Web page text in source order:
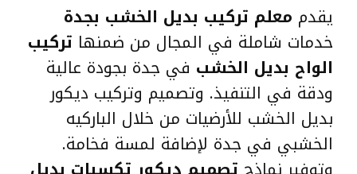
يقدم معلم تركيب بديل الخشب بجدة
خدمات شاملة في المجال من ضمنها تركيب
الواح بديل الخشب في جدة بجودة عالية
ودقة في التنفيذ. وتصميم وتركيب ديكور
بديل الخشب للأرضيات من خلال الباركيه
الخشبي في جدة لإضافة لمسة فخامة.